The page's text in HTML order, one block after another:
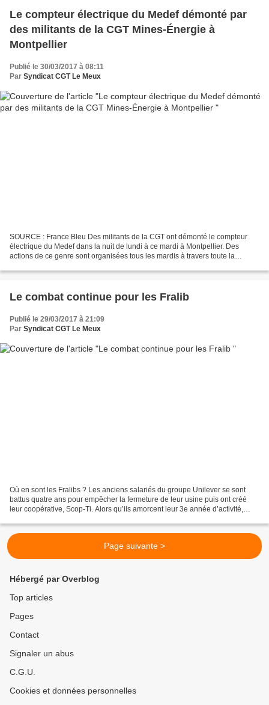
Le compteur électrique du Medef démonté par
des militants de la CGT Mines-Énergie à
Montpellier
Publié le 30/03/2017 à 08:11
Par Syndicat CGT Le Meux
SOURCE : France Bleu Des militants de la CGT ont démonté le compteur
électrique du Medef dans la nuit de lundi à ce mardi à Montpellier. Des
actions de ce genre sont organisées tous les mardis à travers toute la
Le combat continue pour les Fralib
Publié le 29/03/2017 à 21:09
Par Syndicat CGT Le Meux
Où en sont les Fralibs ? Les anciens salariés du groupe Unilever se sont
battus quatre ans pour empêcher la fermeture de leur usine puis ont créé
leur coopérative, Scop-Ti. Alors qu’ils amorcent leur 3e année d’activité,
Page suivante >
Hébergé par Overblog
Top articles
Pages
Contact
Signaler un abus
C.G.U.
Cookies et données personnelles